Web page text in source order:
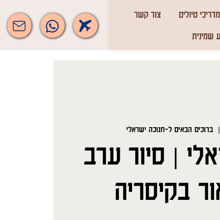
מדריכי טיולים
צור קשר
שמינית
ברוכים הבאים ל-חנוכה ישראלי
| סיור ערב
בקיסריה